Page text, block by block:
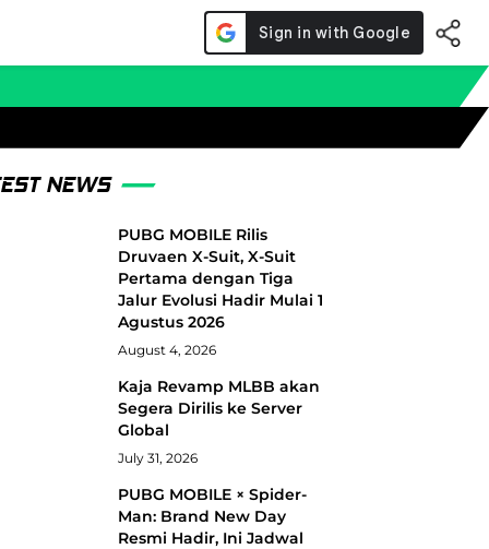
NEWS
PUBG MOBILE Rilis
Druvaen X-Suit, X-Suit
Pertama dengan Tiga
Jalur Evolusi Hadir Mulai 1
Agustus 2026
August 4, 2026
Kaja Revamp MLBB akan
Segera Dirilis ke Server
Global
July 31, 2026
PUBG MOBILE × Spider-
Man: Brand New Day
Resmi Hadir, Ini Jadwal